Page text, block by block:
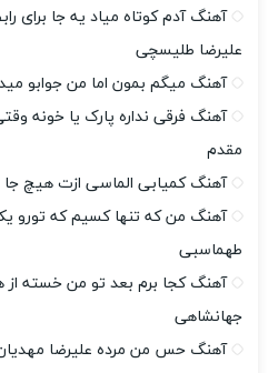
آهنگ آدم کوتاه میاد یه جا برای
علیرضا طلیسچی
آهنگ میگم بمون اما من جوابو
آهنگ فرقی نداره پارک یا خونه
مقدم
آهنگ کمیابی الماسی ازت هیچ جا
آهنگ من که تنها کسیم که تورو یک
طهماسبی
آهنگ کجا برم بعد تو من خسته از
جهانشاهی
آهنگ حس من مرده علیرضا